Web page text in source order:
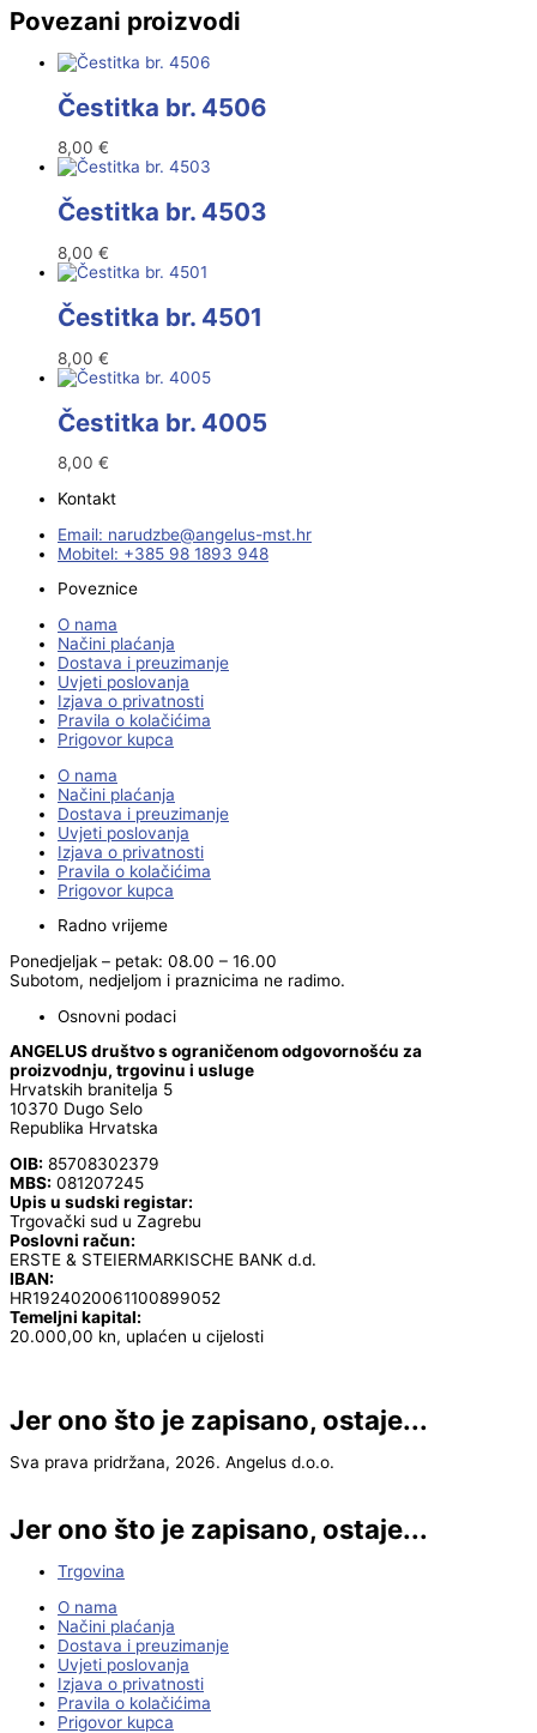
Povezani proizvodi
Čestitka br. 4506
8,00 €
Čestitka br. 4503
8,00 €
Čestitka br. 4501
8,00 €
Čestitka br. 4005
8,00 €
Kontakt
Email:
rh.tsm-sulegna
@ebzduran
Mobitel: +385 98 1893 948
Poveznice
O nama
Načini plaćanja
Dostava i preuzimanje
Uvjeti poslovanja
Izjava o privatnosti
Pravila o kolačićima
Prigovor kupca
O nama
Načini plaćanja
Dostava i preuzimanje
Uvjeti poslovanja
Izjava o privatnosti
Pravila o kolačićima
Prigovor kupca
Radno vrijeme
Ponedjeljak – petak: 08.00 – 16.00
Subotom, nedjeljom i praznicima ne radimo.
Osnovni podaci
ANGELUS društvo s ograničenom odgovornošću za
proizvodnju, trgovinu i usluge
Hrvatskih branitelja 5
10370 Dugo Selo
Republika Hrvatska
OIB: 85708302379
MBS: 081207245
Upis u sudski registar:
Trgovački sud u Zagrebu
Poslovni račun:
ERSTE & STEIERMARKISCHE BANK d.d.
IBAN:
HR1924020061100899052
Temeljni kapital:
20.000,00 kn, uplaćen u cijelosti
Jer ono što je zapisano, ostaje...
Sva prava pridržana, 2026. Angelus d.o.o.
Jer ono što je zapisano, ostaje...
Trgovina
O nama
Načini plaćanja
Dostava i preuzimanje
Uvjeti poslovanja
Izjava o privatnosti
Pravila o kolačićima
Prigovor kupca